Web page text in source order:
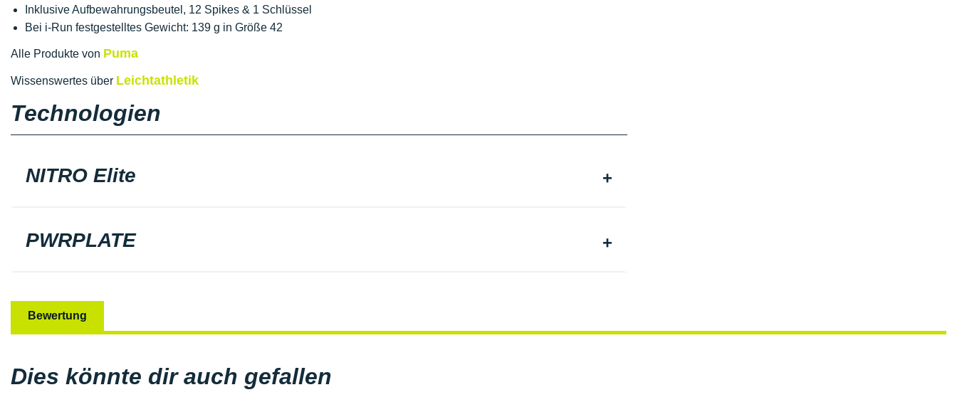
Inklusive Aufbewahrungsbeutel, 12 Spikes & 1 Schlüssel
Bei i-Run festgestelltes Gewicht: 139 g in Größe 42
Alle Produkte von Puma
Wissenswertes über Leichtathletik
Technologien
NITRO Elite
PWRPLATE
Bewertung
Dies könnte dir auch gefallen